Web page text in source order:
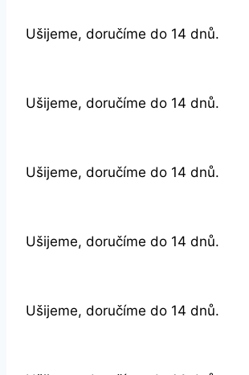
Ušijeme, doručíme do 14 dnů.
Ušijeme, doručíme do 14 dnů.
Ušijeme, doručíme do 14 dnů.
Ušijeme, doručíme do 14 dnů.
Ušijeme, doručíme do 14 dnů.